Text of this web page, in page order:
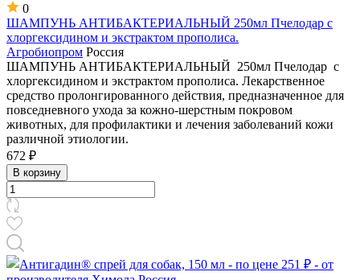
0
ШАМПУНЬ АНТИБАКТЕРИАЛЬНЫЙ 250мл Пчелодар с
хлоргексидином и экстрактом прополиса.
Агробиопром Россия
ШАМПУНЬ АНТИБАКТЕРИАЛЬНЫЙ 250мл Пчелодар с
хлоргексидином и экстрактом прополиса. Лекарственное
средство пролонгированного действия, предназначенное для
повседневного ухода за кожно-шерстным покровом
животных, для профилактики и лечения заболеваний кожи
различной этиологии.
672 ₽
В корзину